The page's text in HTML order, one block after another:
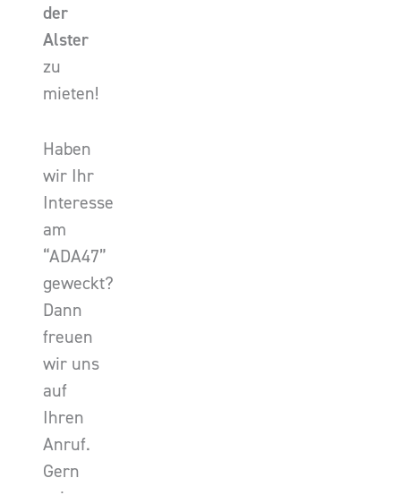
der
Alster
zu
mieten!
Haben
wir Ihr
Interesse
am
“ADA47”
geweckt?
Dann
freuen
wir uns
auf
Ihren
Anruf.
Gern